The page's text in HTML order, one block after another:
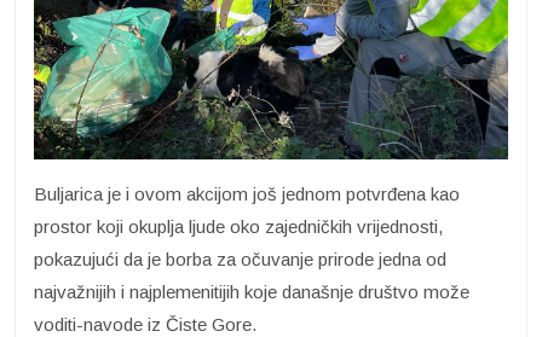
Buljarica je i ovom akcijom još jednom potvrđena kao
prostor koji okuplja ljude oko zajedničkih vrijednosti,
pokazujući da je borba za očuvanje prirode jedna od
najvažnijih i najplemenitijih koje današnje društvo može
voditi-navode iz Čiste Gore.